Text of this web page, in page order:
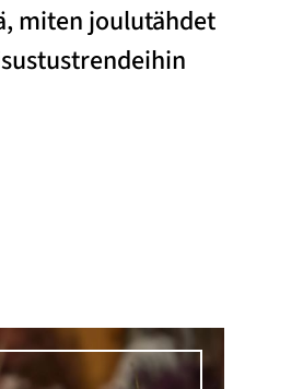
miten joulutähdet